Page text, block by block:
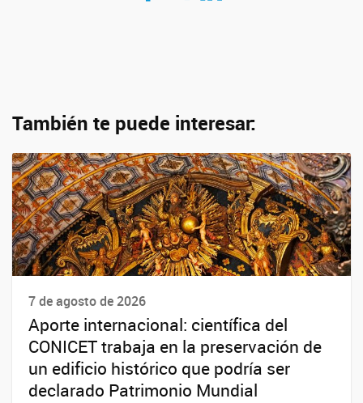
También te puede interesar:
7 de agosto de 2026
Aporte internacional: científica del
CONICET trabaja en la preservación de
un edificio histórico que podría ser
declarado Patrimonio Mundial